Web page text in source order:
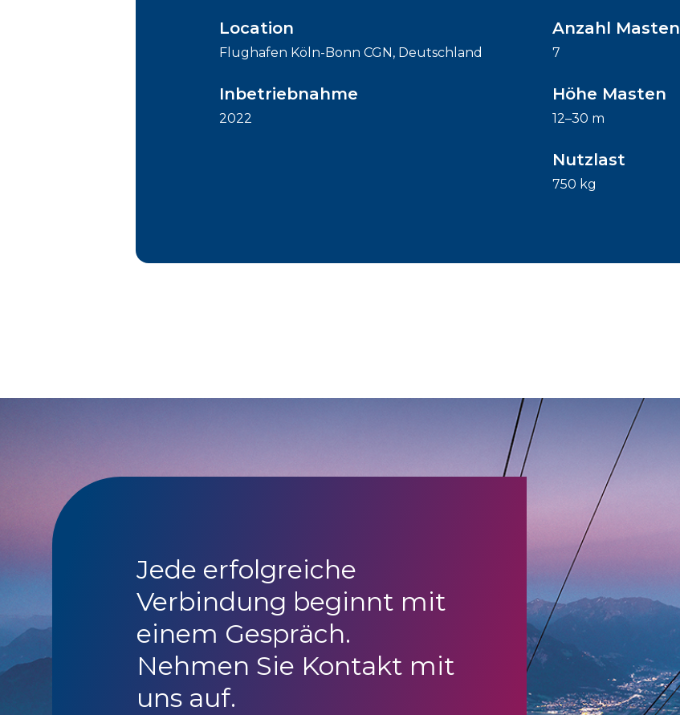
Location
Flughafen Köln-Bonn CGN, Deutschland
Inbetriebnahme
2022
Anzahl Masten
7
Höhe Masten
12–30 m
Nutzlast
750 kg
Jede erfolgreiche
Verbindung beginnt mit
einem Gespräch.
Nehmen Sie Kontakt mit
uns auf.